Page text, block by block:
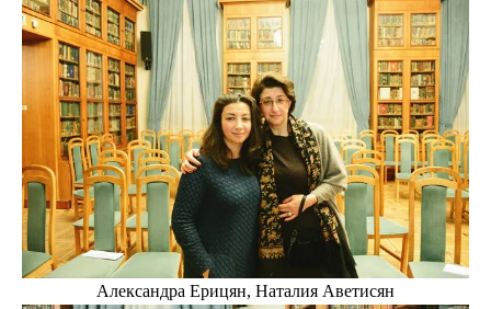
Александра Ерицян, Наталия Аветисян